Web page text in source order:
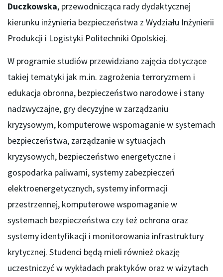
Duczkowska, przewodnicząca rady dydaktycznej
kierunku inżynieria bezpieczeństwa z Wydziału Inżynierii
Produkcji i Logistyki Politechniki Opolskiej.
W programie studiów przewidziano zajęcia dotyczące
takiej tematyki jak m.in. zagrożenia terroryzmem i
edukacja obronna, bezpieczeństwo narodowe i stany
nadzwyczajne, gry decyzyjne w zarządzaniu
kryzysowym, komputerowe wspomaganie w systemach
bezpieczeństwa, zarządzanie w sytuacjach
kryzysowych, bezpieczeństwo energetyczne i
gospodarka paliwami, systemy zabezpieczeń
elektroenergetycznych, systemy informacji
przestrzennej, komputerowe wspomaganie w
systemach bezpieczeństwa czy też ochrona oraz
systemy identyfikacji i monitorowania infrastruktury
krytycznej. Studenci będą mieli również okazję
uczestniczyć w wykładach praktyków oraz w wizytach